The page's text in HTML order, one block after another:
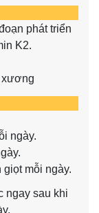
phát triển
K2.
xương
ngày.
mỗi ngày.
ngay sau khi